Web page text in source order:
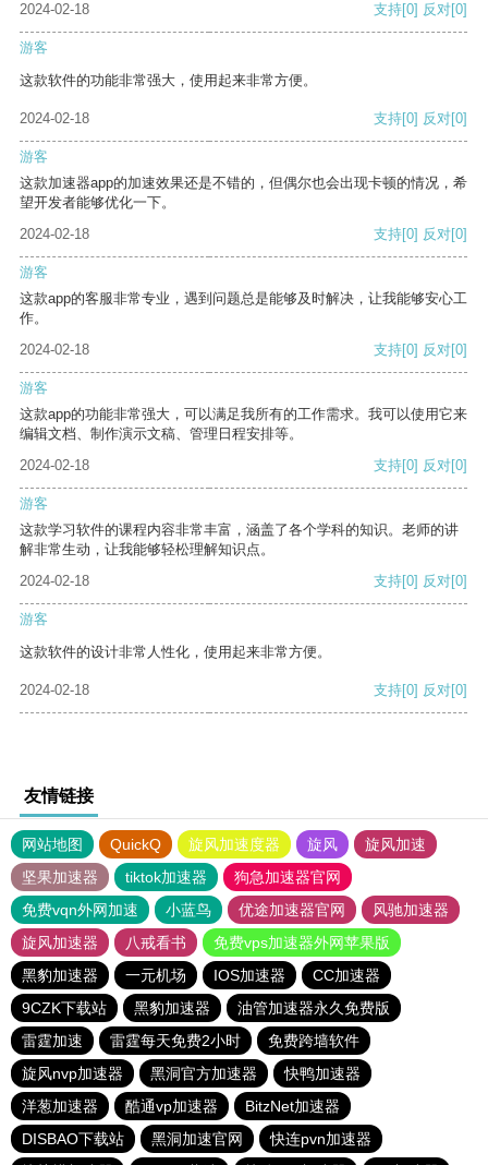
2024-02-18
支持[0] 反对[0]
游客
这款软件的功能非常强大，使用起来非常方便。
2024-02-18 支持[0] 反对[0]
游客
这款加速器app的加速效果还是不错的，但偶尔也会出现卡顿的情况，希
望开发者能够优化一下。
2024-02-18
支持[0] 反对[0]
游客
这款app的客服非常专业，遇到问题总是能够及时解决，让我能够安心工
作。
2024-02-18
支持[0] 反对[0]
游客
这款app的功能非常强大，可以满足我所有的工作需求。我可以使用它来
编辑文档、制作演示文稿、管理日程安排等。
2024-02-18
支持[0] 反对[0]
游客
这款学习软件的课程内容非常丰富，涵盖了各个学科的知识。老师的讲
解非常生动，让我能够轻松理解知识点。
2024-02-18
支持[0] 反对[0]
游客
这款软件的设计非常人性化，使用起来非常方便。
2024-02-18 支持[0] 反对[0]
友情链接
网站地图 QuickQ 旋风加速度器 旋风
旋风加速
坚果加速器
tiktok加速器
狗急加速器官网
免费vqn外网加速
小蓝鸟 优途加速器官网
风驰加速器
旋风加速器
八戒看书
免费vps加速器外网苹果版
黑豹加速器
一元机场 IOS加速器
CC加速器
9CZK下载站
黑豹加速器
油管加速器永久免费版
雷霆加速
雷霆每天免费2小时
免费跨墙软件
旋风nvp加速器
黑洞官方加速器
快鸭加速器
洋葱加速器
酷通vp加速器
BitzNet加速器
DISBAO下载站
黑洞加速官网
快连pvn加速器